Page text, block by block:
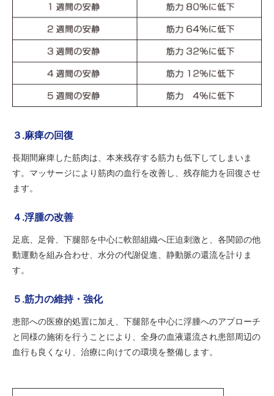
３.麻痺の回復
長期間麻痺した筋肉は、本来残存する筋力も低下してしまいま
す。マッサージにより筋肉の血行を改善し、残存能力を回復させ
ます。
４.浮腫の改善
足底、足骨、下腿部を中心に軟部組織へ圧迫刺激と、各関節の他
動運動を組み合わせ、水分の代謝促進、静動脈の還流を計りま
す。
５.筋力の維持・強化
患部への医療的処置に加え、下腿部を中心に浮腫へのアプローチ
と同様の施術を行うことにより、全身の血液還流され患部周辺の
血行も良くなり、治療に向けての環境を整備します。